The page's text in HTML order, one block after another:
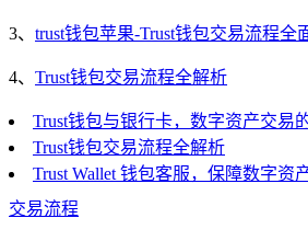
3、 trust钱包苹果-Trust钱包交易流程全
4、 Trust钱包交易流程全解析
Trust钱包与银行卡，数字资产交易
Trust钱包交易流程全解析
Trust Wallet 钱包客服，保障数字资
交易流程